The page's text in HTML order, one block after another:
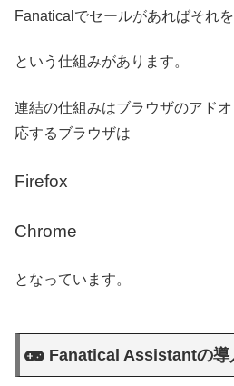
Fanaticalでセールがあればそれを
という仕組みがあります。
連結の仕組みはブラウザのアド
応するブラウザは
Firefox
Chrome
となっています。
Fanatical Assistantの導